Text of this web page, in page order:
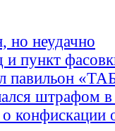
неудачно
и пункт
павильон
штрафом
конфискации